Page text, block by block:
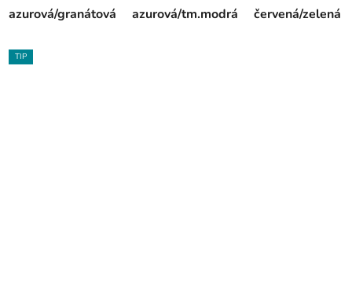
azurová/granátová azurová/tm.modrá červená/zelená
TIP